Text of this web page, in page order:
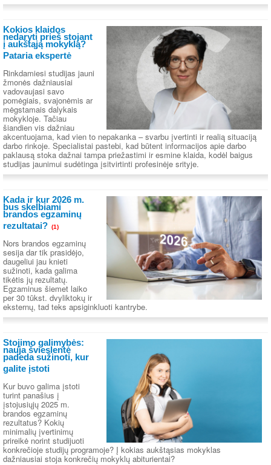
Kokios klaidos
nedaryti prieš stojant
į aukštąją mokyklą?
Pataria ekspertė
Rinkdamiesi studijas jauni
žmonės dažniausiai
vadovaujasi savo
pomėgiais, svajonėmis ar
mėgstamais dalykais
mokykloje. Tačiau
šiandien vis dažniau
akcentuojama, kad vien to nepakanka – svarbu įvertinti ir realią situaciją
darbo rinkoje. Specialistai pastebi, kad būtent informacijos apie darbo
paklausą stoka dažnai tampa priežastimi ir esmine klaida, kodėl baigus
studijas jaunimui sudėtinga įsitvirtinti profesinėje srityje.
Kada ir kur 2026 m.
bus skelbiami
brandos egzaminų
rezultatai? (1)
Nors brandos egzaminų
sesija dar tik prasidėjo,
daugeliui jau knieti
sužinoti, kada galima
tikėtis jų rezultatų.
Egzaminus šiemet laiko
per 30 tūkst. dvyliktokų ir
eksternų, tad teks apsiginkluoti kantrybe.
Stojimo galimybės:
nauja švieslentė
padeda sužinoti, kur
galite įstoti
Kur buvo galima įstoti
turint panašius į
įstojusiųjų 2025 m.
brandos egzaminų
rezultatus? Kokių
minimalių įvertinimų
prireikė norint studijuoti
konkrečioje studijų programoje? Į kokias aukštąsias mokyklas
dažniausiai stoja konkrečių mokyklų abiturientai?